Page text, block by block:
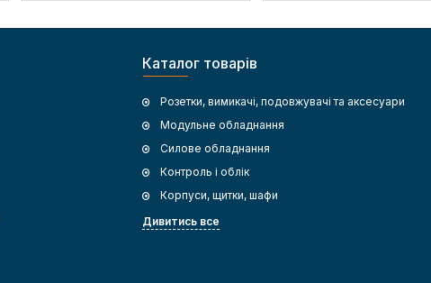
Каталог товарів
Розетки, вимикачі, подовжувачі та аксесуари
Модульне обладнання
Силове обладнання
Контроль і облік
Корпуси, щитки, шафи
Дивитись все